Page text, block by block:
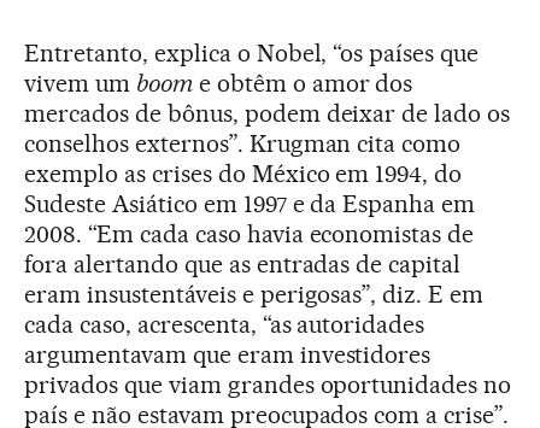
Entretanto, explica o Nobel, “os países que
vivem um boome obtêm o amor dos
mercados de bônus, podem deixar de lado os
conselhos externos”. Krugman cita como
exemplo as crises do México em 1994, do
Sudeste Asiático em 1997 e da Espanha em
2008. “Em cada caso havia economistas de
fora alertando que as entradas de capital
eram insustentáveis e perigosas”, diz. E em
cada caso, acrescenta, “as autoridades
argumentavam que eram investidores
privados que viam grandes oportunidades no
país e não estavam preocupados com a crise”.